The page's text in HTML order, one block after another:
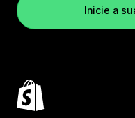
Inicie a